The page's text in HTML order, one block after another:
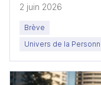
2 juin 2026
Brève
Univers de la